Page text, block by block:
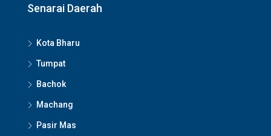
Senarai Daerah
Kota Bharu
Tumpat
Bachok
Machang
Pasir Mas